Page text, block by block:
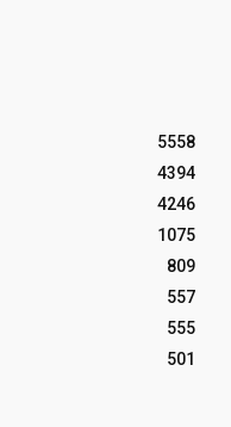
5558
4394
4246
1075
809
557
555
501